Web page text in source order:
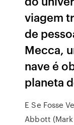
viagem
de
Mecca,
nave é
planeta
E Se Fosse
Abbott